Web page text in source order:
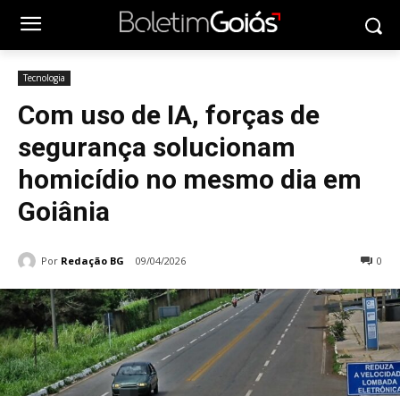
Tecnologia
Com uso de IA, forças de
segurança solucionam
homicídio no mesmo dia em
Goiânia
Por Redação BG 09/04/2026 0